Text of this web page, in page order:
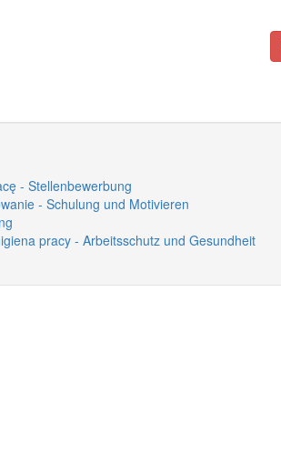
- Stellenbewerbung
- Schulung und Motivieren
pracy - Arbeitsschutz und Gesundheit